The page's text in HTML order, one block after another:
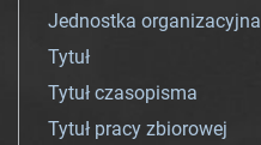
Jednostka organizacyjna
Tytuł
Tytuł czasopisma
Tytuł pracy zbiorowej